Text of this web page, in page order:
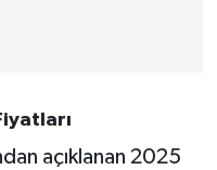
açıklanan 2025